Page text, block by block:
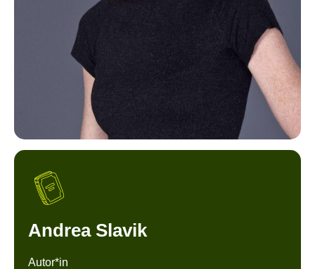
Andrea Slavik
Autor*in